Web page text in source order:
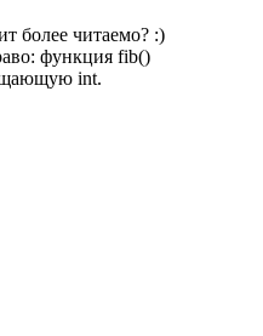
более читаемо? :)
функция fib()
int.